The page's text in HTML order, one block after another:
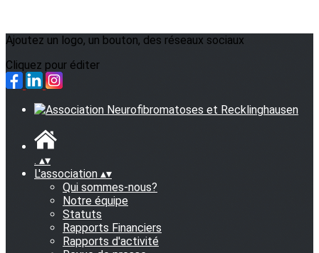
Ajoutez un logo, un bouton, des réseaux sociaux
Cliquez pour éditer
. ▴▾
L'association ▴▾
Qui sommes-nous?
Notre équipe
Statuts
Rapports Financiers
Rapports d'activité